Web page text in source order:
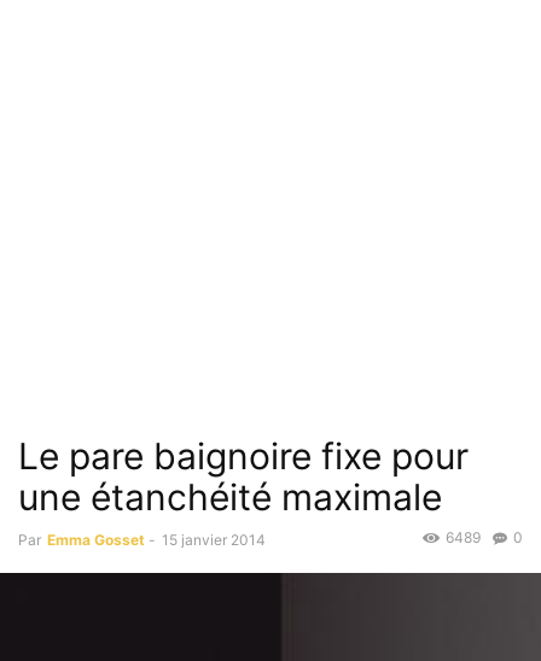
Le pare baignoire fixe pour
une étanchéité maximale
Par Emma Gosset - 15 janvier 2014 0
6489